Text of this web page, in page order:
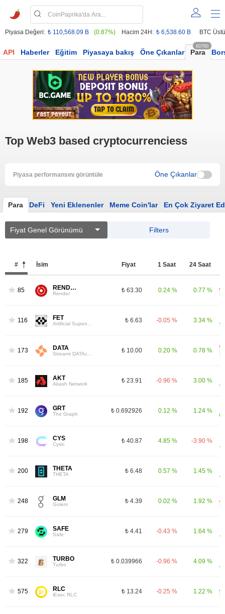
Piyasa Değeri: ₺ 110,568.09 B (0.87%) Hacim 24H: ₺ 6,538.60 B BTC
API Haberler Eğitim Piyasaya bakış Öne Çıkanlar Para
60760
Top Web3 based cryptocurrenciess
Piyasa performansını görüntüle Öne Çıkanlar
Para DeFi Yeni Eklenenler Meme Coin'lar En Çok Ziyaret
Fiyat Genel Görünümü Filters
# İsim Fiyat 1 Saat 24 Saat
85 RENDER
Render ₺ 63.30 0.24 % 0.77 %
116 FET ₺ 6.63 -0.05 % 3.34 %
173 DATA ₺ 10.00 0.20 % 0.78 %
185 AKT
Akash Network ₺ 23.91 -0.96 % 3.00 %
192 GRT
The Graph ₺ 0.692926 0.12 % 1.24 %
198 CYS
Cysic ₺ 40.87 4.85 % -3.90 %
200 THETA
THETA ₺ 6.48 0.57 % 1.45 %
248 GLM
Golem ₺ 4.39 0.02 % 1.92 %
279 SAFE
Safe ₺ 4.41 -0.43 % 1.64 %
322 TURBO
Turbo ₺ 0.039966 -0.96 % 4.09 %
575 RLC
iExec RLC ₺ 13.24 -0.25 % 1.22 %